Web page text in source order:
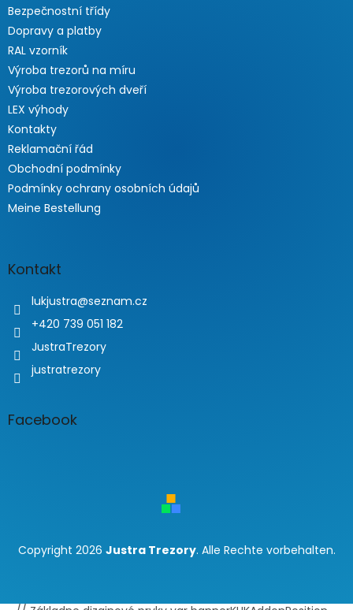
Bezpečnostní třídy
Dopravy a platby
RAL vzorník
Výroba trezorů na míru
Výroba trezorových dveří
LEX výhody
Kontakty
Reklamační řád
Obchodní podmínky
Podmínky ochrany osobních údajů
Meine Bestellung
Kontakt
lukjustra@seznam.cz
+420 739 051 182
JustraTrezory
justratrezory
Facebook
Copyright 2026 Justra Trezory. Alle Rechte vorbehalten.